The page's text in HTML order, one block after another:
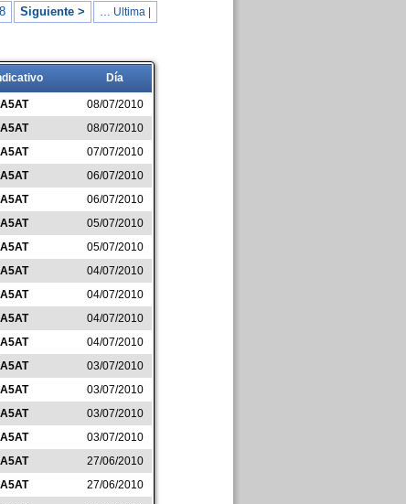
Siguiente > … Ultima |
Día
08/07/2010
08/07/2010
07/07/2010
06/07/2010
06/07/2010
05/07/2010
05/07/2010
04/07/2010
04/07/2010
04/07/2010
04/07/2010
03/07/2010
03/07/2010
03/07/2010
03/07/2010
27/06/2010
27/06/2010